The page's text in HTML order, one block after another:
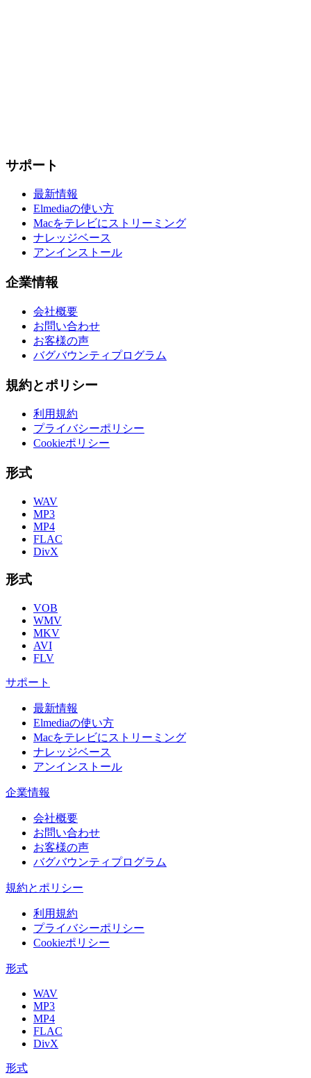
サポート
最新情報
Elmediaの使い方
Macをテレビにストリーミング
ナレッジベース
アンインストール
企業情報
会社概要
お問い合わせ
お客様の声
バグバウンティプログラム
規約とポリシー
利用規約
プライバシーポリシー
Cookieポリシー
形式
WAV
MP3
MP4
FLAC
DivX
形式
VOB
WMV
MKV
AVI
FLV
サポート
最新情報
Elmediaの使い方
Macをテレビにストリーミング
ナレッジベース
アンインストール
企業情報
会社概要
お問い合わせ
お客様の声
バグバウンティプログラム
規約とポリシー
利用規約
プライバシーポリシー
Cookieポリシー
形式
WAV
MP3
MP4
FLAC
DivX
形式